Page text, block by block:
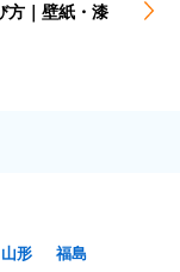
方｜壁紙・漆
山形
福島